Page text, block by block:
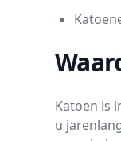
Katoen is
u